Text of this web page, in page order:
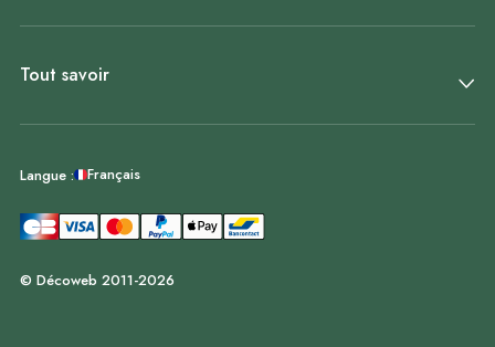
Tout savoir
Langue : Français
© Décoweb 2011-2026